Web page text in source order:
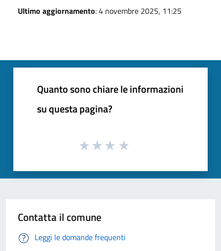
Ultimo aggiornamento: 4 novembre 2025, 11:25
Quanto sono chiare le informazioni
su questa pagina?
Contatta il comune
Leggi le domande frequenti